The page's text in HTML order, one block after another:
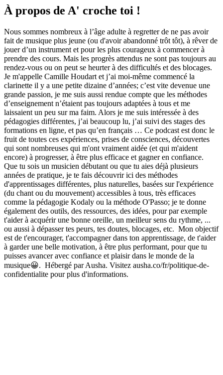
À propos de A' croche toi !
Nous sommes nombreux à l’âge adulte à regretter de ne pas avoir
fait de musique plus jeune (ou d'avoir abandonné trôt tôt), à rêver de
jouer d’un instrument et pour les plus courageux à commencer à
prendre des cours. Mais les progrès attendus ne sont pas toujours au
rendez-vous ou on peut se heurter à des difficultés et des blocages.
Je m'appelle Camille Houdart et j’ai moi-même commencé la
clarinette il y a une petite dizaine d’années; c’est vite devenue une
grande passion, je me suis aussi rendue compte que les méthodes
d’enseignement n’étaient pas toujours adaptées à tous et me
laissaient un peu sur ma faim. Alors je me suis intéressée à des
pédagogies différentes, j’ai beaucoup lu, j’ai suivi des stages des
formations en ligne, et pas qu’en français … Ce podcast est donc le
fruit de toutes ces expériences, prises de consciences, découvertes
qui sont nombreuses qui m'ont vraiment aidée (et qui m'aident
encore) à progresser, à être plus efficace et gagner en confiance.
Que tu sois un musicien débutant ou que tu aies déjà plusieurs
années de pratique, je te fais découvrir ici des méthodes
d'apprentissages différentes, plus naturelles, basées sur l'expérience
(du chant ou du mouvement) accessibles à tous, très efficaces
comme la pédagogie Kodaly ou la méthode O'Passo; je te donne
également des outils, des ressources, des idées, pour par exemple
t'aider à acquérir une bonne oreille, un meilleur sens du rythme, ...
ou aussi à dépasser tes peurs, tes doutes, blocages, etc. Mon objectif
est de t'encourager, t'accompagner dans ton apprentissage, de t'aider
à garder une belle motivation, à être plus performant, pour que tu
puisses avancer avec confiance et plaisir dans le monde de la
musique😀. Hébergé par Ausha. Visitez ausha.co/fr/politique-de-
confidentialite pour plus d'informations.